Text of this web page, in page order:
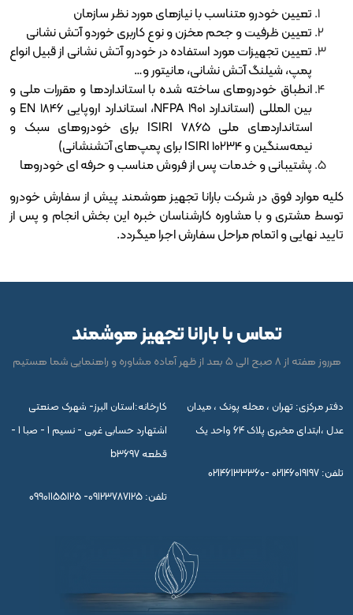
متناسب با نیازهای مورد نظر سازمان
و جحم مخزن و نوع کاربری خوردو آتش نشانی
مورد استفاده در خودرو آتش نشانی از قبیل انواع
آتش نشانی، مانیتور و…
ساخته شده با استانداردها و مقررات ملی و
بین المللی (استاندارد NFPA 1901، استاندارد اروپایی EN 1846 و
استانداردهای ملی ISIRI 7865 برای خودروهای سبک و
خدمات پس از فروش مناسب و حرفه ای خودروها
شرکت بارانا تجهیز هوشمند پیش از سفارش خودرو
کارشناسان خبره این بخش انجام و پس از
مراحل سفارش اجرا میگردد.
با بارانا تجهیز هوشمند
پونک ، میدان
یک
کارخانه:استان البرز- شهرک صنعتی
اشتهارد حسابی غربی - نسیم 1 - صبا 1 -
09901155125 -09123787125